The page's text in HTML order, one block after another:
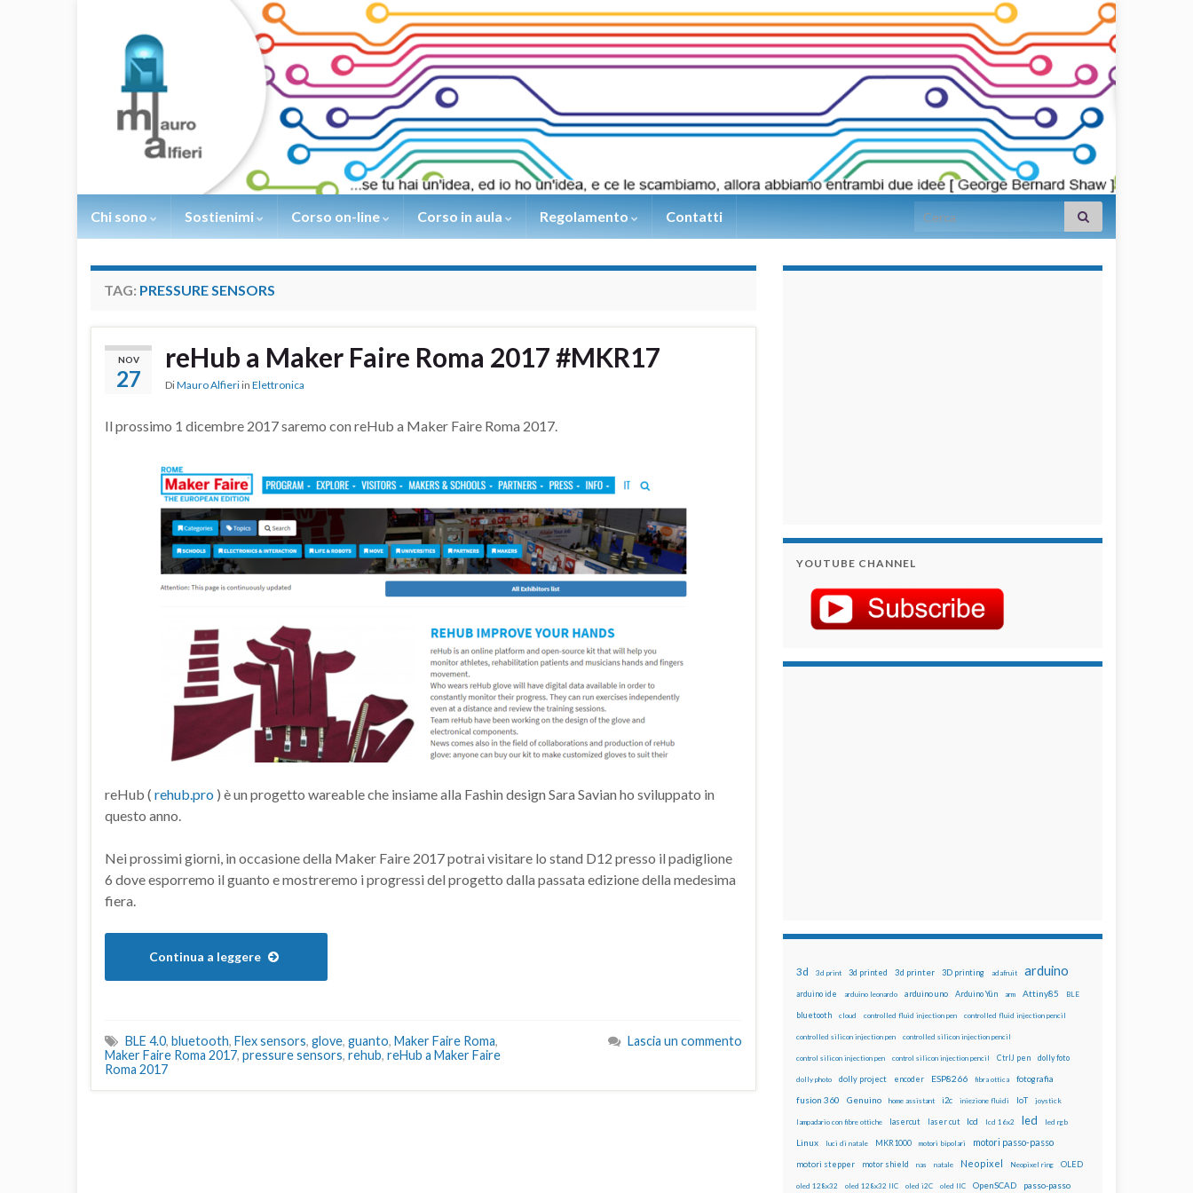
Chi sono Sostienimi Corso on-line Corso in aula Regolamento Contatti Search for:
TAG: PRESSURE SENSORS
NOV
27
reHub a Maker Faire Roma 2017 #MKR17
DiMauro Alfieri in Elettronica
Il prossimo 1 dicembre 2017 saremo con reHub a Maker Faire Roma 2017.
reHub ( rehub.pro ) è un progetto wareable che insiame alla Fashin design Sara Savian ho sviluppato in
questo anno.
Nei prossimi giorni, in occasione della Maker Faire 2017 potrai visitare lo stand D12 presso il padiglione
6 dove esporremo il guanto e mostreremo i progressi del progetto dalla passata edizione della medesima
fiera.
Continua a leggere
BLE 4.0, bluetooth, Flex sensors, glove, guanto, Maker Faire Roma,
Maker Faire Roma 2017, pressure sensors, rehub, reHub a Maker Faire
Roma 2017
Lascia un commento
YOUTUBE CHANNEL
3d 3d print 3d printed 3d printer 3D printing adafruit arduino
arduino ide arduino leonardo arduino uno Arduino Yún arm Attiny85 BLE
bluetooth cloud controlled fluid injection pen controlled fluid injection pencil
controlled silicon injection pen controlled silicon injection pencil
control silicon injection pen control silicon injection pencil CtrlJ pen dolly foto
dolly photo dolly project encoder ESP8266 fibra ottica fotografia
fusion 360 Genuino home assistant i2c iniezione fluidi IoT joystick
lampadario con fibre ottiche lasercut laser cut lcd lcd 16x2 led led rgb
Linux luci di natale MKR1000 motori bipolari motori passo-passo
motori stepper motor shield nas natale Neopixel Neopixel ring OLED
oled 128x32 oled 128x32 IIC oled i2C oled IIC OpenSCAD passo-passo